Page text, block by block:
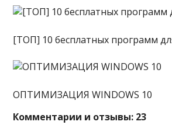
[ТОП] 10 бесплатных программ
ОПТИМИЗАЦИЯ WINDOWS 10
Комментарии и отзывы: 23